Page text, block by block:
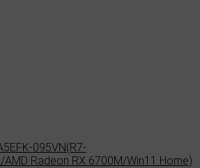
095VN(R7-
Radeon RX 6700M/Win11 Home)